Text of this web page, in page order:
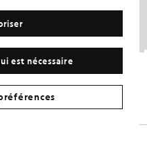
Short chino Course Stretch
est nécessaire